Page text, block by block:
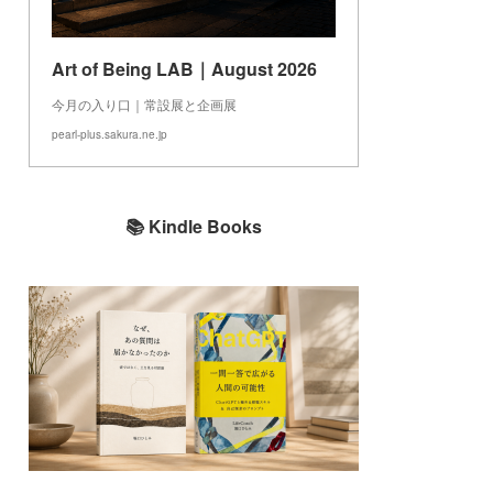
Art of Being LAB｜August 2026
今月の入り口｜常設展と企画展
pearl-plus.sakura.ne.jp
📚 Kindle Books